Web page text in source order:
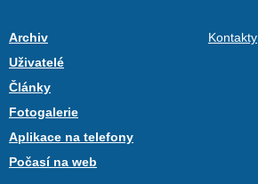
Archiv
Uživatelé
Články
Fotogalerie
Aplikace na telefony
Počasí na web
Kontakty